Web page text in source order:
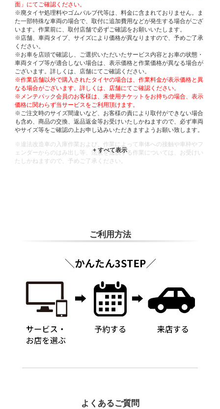
面」にてご確認ください。
※廃タイヤ処理料やゴムバルブ代等は、料金に含まれておりません。ま
た一部特殊な車両の場合で、取付に追加費用などが発生する場合がござ
います。作業前に、取付店舗で必ずご確認をお願いいたします。
※店舗、車両タイプ、サイズにより価格が異なりますので、予めご了承
ください。
※お車を店頭で確認し、ご選択いただいたサービス内容とお車の状態・
車両タイプ等が適合しない場合は、表示価格と作業価格が異なる場合が
ございます。詳しくは、店舗にてご確認ください。
※作業店舗以外で購入されたタイヤの場合は、作業料金が表示価格と異
なる場合がございます。詳しくは、店舗にてご確認ください。
※メンテパック会員のお客様は、未使用チケットをお持ちの場合、表示
価格に関わらず当サービスをご利用頂けます。
※ご注文時のサイズ間違いなど、お客様の責により取付ができない場合
も含め、商品の交換、返品返金等お受けいたしかねますので、必ず車両
やサイズ等をご確認の上お申し込みいただきますようお願い致します。
※違法改造車の入庫作業および、作業によって車体への接触や車枠やフ
ェンダーからのはみ出し等、法規を逸脱する作業については、お受けい
たしかねますので、予めご了承ください。
ご利用方法
よくあるご質問